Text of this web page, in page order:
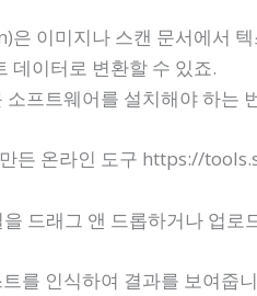
이미지나 스캔 문서에서
데이터로 변환할 수 있죠.
프트웨어를 설치해야 하는
든 온라인 도구 https://
드래그 앤 드롭하거나 업로
를 인식하여 결과를 보여줍